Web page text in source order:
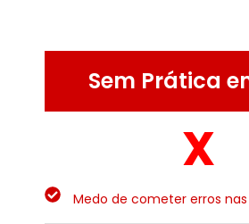
Sem Prática
X
Medo de cometer erros